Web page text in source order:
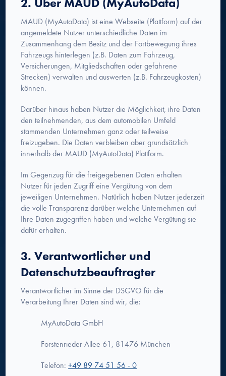
2. Über MAUD (MyAutoData)
MAUD (MyAutoData) ist eine Webseite (Plattform) auf der
angemeldete Nutzer unterschiedliche Daten im
Zusammenhang dem Besitz und der Fortbewegung ihres
Fahrzeugs hinterlegen (z.B. Daten zum Fahrzeug,
Versicherungen, Mitgliedschaften oder gefahrene
Strecken) verwalten und auswerten (z.B. Fahrzeugkosten)
können.
Darüber hinaus haben Nutzer die Möglichkeit, ihre Daten
den teilnehmenden, aus dem automobilen Umfeld
stammenden Unternehmen ganz oder teilweise
freizugeben. Die Daten verbleiben aber grundsätzlich
innerhalb der MAUD (MyAutoData) Plattform.
Im Gegenzug für die freigegebenen Daten erhalten
Nutzer für jeden Zugriff eine Vergütung von dem
jeweiligen Unternehmen. Natürlich haben Nutzer jederzeit
die volle Transparenz darüber welche Unternehmen auf
Ihre Daten zugegriffen haben und welche Vergütung sie
dafür erhalten.
3. Verantwortlicher und
Datenschutzbeauftragter
Verantwortlicher im Sinne der DSGVO für die
Verarbeitung Ihrer Daten sind wir, die:
MyAutoData GmbH
Forstenrieder Allee 61, 81476 München
Telefon:+49 89 74 51 56 - 0